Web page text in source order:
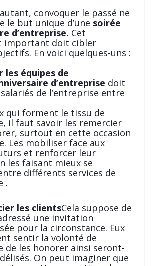
convoquer le passé ne
le but unique d’une soirée
d’entreprise. Cet
important doit cibler
En voici quelques-uns :
les équipes de
d’entreprise doit
de l’entreprise entre
qui forment le tissu de
il faut savoir les remercier
surtout en cette occasion
Les mobiliser face aux
et renforcer leur
les faisant mieux se
différents services de
.
les clientsCela suppose de
une invitation
pour la circonstance. Eux
sentir la volonté de
de les honorer ainsi seront-
On peut imaginer que